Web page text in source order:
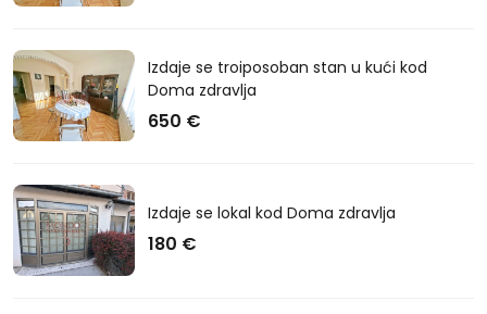
Izdaje se troiposoban stan u kući kod
Doma zdravlja
650 €
Izdaje se lokal kod Doma zdravlja
180 €